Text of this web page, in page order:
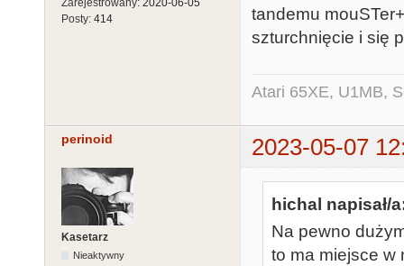
Zarejestrowany: 2020-06-05
Posty: 414
tandemu
szturchnięcie i się
Atari 65XE, U1MB,
perinoid 2023-05-07
Kasetarz
Nieaktywny
hichal napisał/
Na pewno
to ma miejsce w